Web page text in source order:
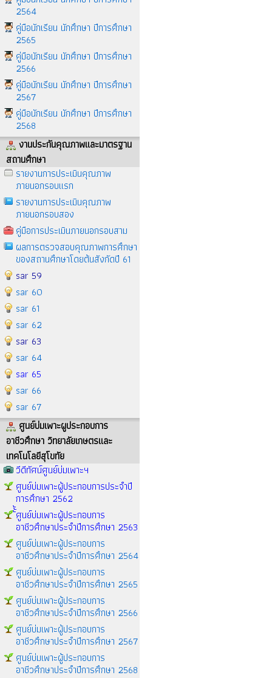
2564
คู่มือนักเรียน นักศึกษา ปีการศึกษา
2565
คู่มือนักเรียน นักศึกษา ปีการศึกษา
2566
คู่มือนักเรียน นักศึกษา ปีการศึกษา
2567
คู่มือนักเรียน นักศึกษา ปีการศึกษา
2568
งานประกันคุณภาพและมาตรฐาน
สถานศึกษา
รายงานการประเมินคุณภาพ
ภายนอกรอบแรก
รายงานการประเมินคุณภาพ
ภายนอกรอบสอง
คู่มือการประเมินภายนอกรอบสาม
ผลการตรวจสอบคุณภาพการศึกษา
ของสถานศึกษาโดยต้นสังกัดปี 61
sar 59
sar 60
sar 61
sar 62
sar 63
sar 64
sar 65
sar 66
sar 67
ศูนย์บ่มเพาะผูประกอบการ
อาชีวศึกษา วิทยาลัยเกษตรและ
เทคโนโลยีสุโขทัย
วีดีทัศน์ศูนย์บ่มเพาะฯ
ศูนย์บ่มเพาะผู้ประกอบการประจำปี
การศึกษา 2562
้้้ศูนย์บ่มเพาะผู้ประกอบการ
อาชีวศึกษาประจำปีการศึกษา 2563
ศูนย์บ่มเพาะผู้ประกอบการ
อาชีวศึกษาประจำปีการศึกษา 2564
ศูนย์บ่มเพาะผู้ประกอบการ
อาชีวศึกษาประจำปีการศึกษา 2565
ศูนย์บ่มเพาะผู้ประกอบการ
อาชีวศึกษาประจำปีการศึกษา 2566
ศูนย์บ่มเพาะผู้ประกอบการ
อาชีวศึกษาประจำปีการศึกษา 2567
ศูนย์บ่มเพาะผู้ประกอบการ
อาชีวศึกษาประจำปีการศึกษา 2568